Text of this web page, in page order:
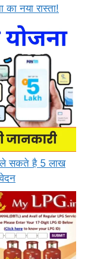
का नया रास्ता!
सकते है 5 लाख